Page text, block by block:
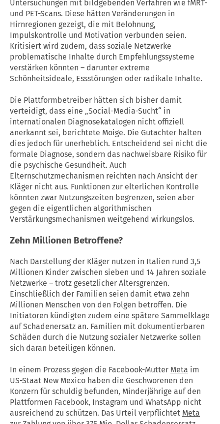
Untersuchungen mit bildgebenden Verfahren wie fMRT-
und PET-Scans. Diese hätten Veränderungen in
Hirnregionen gezeigt, die mit Belohnung,
Impulskontrolle und Motivation verbunden seien.
Kritisiert wird zudem, dass soziale Netzwerke
problematische Inhalte durch Empfehlungssysteme
verstärken könnten – darunter extreme
Schönheitsideale, Essstörungen oder radikale Inhalte.
Die Plattformbetreiber hätten sich bisher damit
verteidigt, dass eine „Social-Media-Sucht“ in
internationalen Diagnosekatalogen nicht offiziell
anerkannt sei, berichtete Moige. Die Gutachter halten
dies jedoch für unerheblich. Entscheidend sei nicht die
formale Diagnose, sondern das nachweisbare Risiko für
die psychische Gesundheit. Auch
Elternschutzmechanismen reichten nach Ansicht der
Kläger nicht aus. Funktionen zur elterlichen Kontrolle
könnten zwar Nutzungszeiten begrenzen, seien aber
gegen die eigentlichen algorithmischen
Verstärkungsmechanismen weitgehend wirkungslos.
Zehn Millionen Betroffene?
Nach Darstellung der Kläger nutzen in Italien rund 3,5
Millionen Kinder zwischen sieben und 14 Jahren soziale
Netzwerke – trotz gesetzlicher Altersgrenzen.
Einschließlich der Familien seien damit etwa zehn
Millionen Menschen von den Folgen betroffen. Die
Initiatoren kündigten zudem eine spätere Sammelklage
auf Schadenersatz an. Familien mit dokumentierbaren
Schäden durch die Nutzung sozialer Netzwerke sollen
sich daran beteiligen können.
In einem Prozess gegen die Facebook-Mutter Meta im
US-Staat New Mexico haben die Geschworenen den
Konzern für schuldig befunden, Minderjährige auf den
Plattformen Facebook, Instagram und WhatsApp nicht
ausreichend zu schützen. Das Urteil verpflichtet Meta